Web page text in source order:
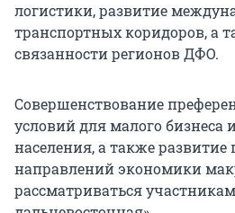
логистики, развитие
транспортных коридоров, а
связанности регионов ДФО.
Совершенствование
условий для малого бизнеса
населения, а также
направлений экономики
рассматриваться